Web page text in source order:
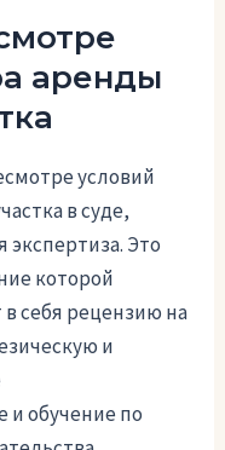
аренды
условий
в суде,
экспертиза. Это
которой
себя рецензию на
и
и обучение по